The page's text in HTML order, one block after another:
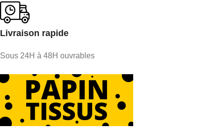
Livraison rapide
Sous 24H à 48H ouvrables